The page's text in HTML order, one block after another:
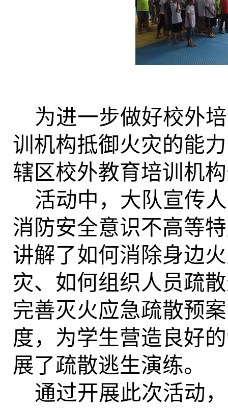
为进一步做好校外
训机构抵御火灾的能
辖区校外教育培训机
活动中，大队宣传
消防安全意识不高等
讲解了如何消除身边
灾、如何组织人员疏
完善灭火应急疏散预
度， 为学生营造良好
展了疏散逃生演练。
通过开展此次活动